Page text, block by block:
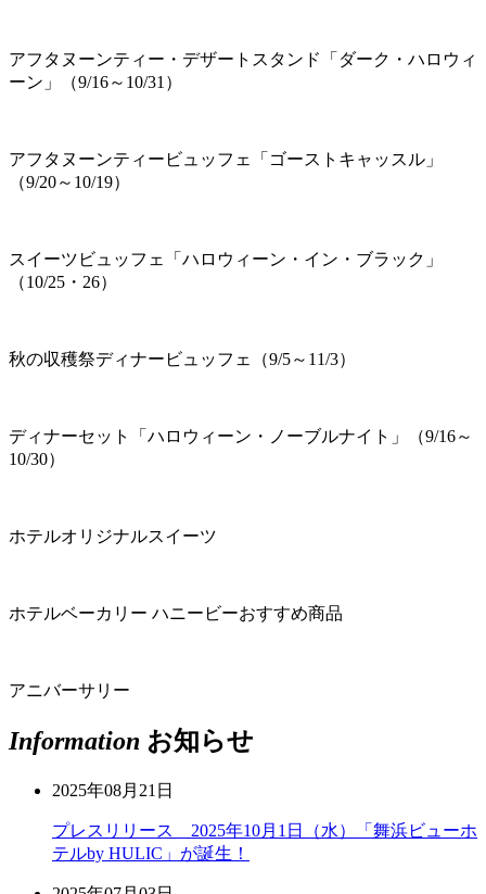
アフタヌーンティー・デザートスタンド「ダーク・ハロウィ
ーン」（9/16～10/31）
アフタヌーンティービュッフェ「ゴーストキャッスル」
（9/20～10/19）
スイーツビュッフェ「ハロウィーン・イン・ブラック」
（10/25・26）
秋の収穫祭ディナービュッフェ（9/5～11/3）
ディナーセット「ハロウィーン・ノーブルナイト」（9/16～
10/30）
ホテルオリジナルスイーツ
ホテルベーカリー ハニービーおすすめ商品
アニバーサリー
Information お知らせ
2025年08月21日
プレスリリース 2025年10月1日（水）「舞浜ビューホ
テルby HULIC」が誕生！